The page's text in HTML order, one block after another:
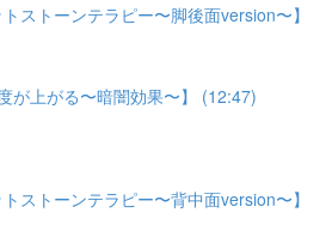
ストーンテラピー〜脚後面version〜】
が上がる〜暗闇効果〜】 (12:47)
ストーンテラピー〜背中面version〜】